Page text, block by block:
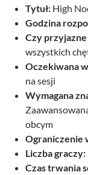
Tytuł: High
Godzina
Czy
wszystkich
Oczekiwana
na sesji
Wymagana
obcym
Ograniczenie
Liczba graczy:
Czas trwania